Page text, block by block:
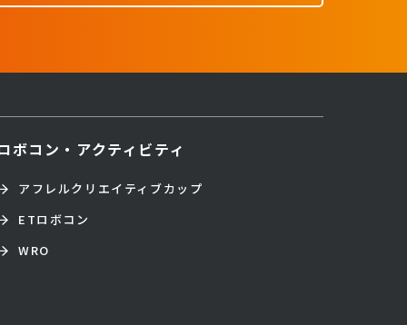
ボコン・アクティビティ
アフレルクリエイティブカップ
ETロボコン
WRO